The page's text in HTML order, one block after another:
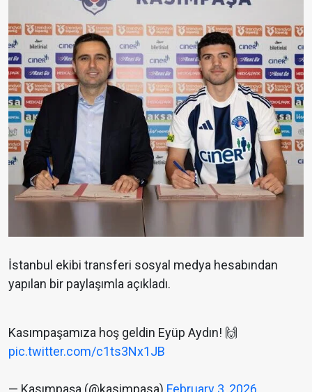
İstanbul ekibi transferi sosyal medya hesabından
yapılan bir paylaşımla açıkladı.
Kasımpaşamıza hoş geldin Eyüp Aydın! 🙌
pic.twitter.com/c1ts3Nx1JB
— Kasımpaşa (@kasimpasa) February 3, 2026